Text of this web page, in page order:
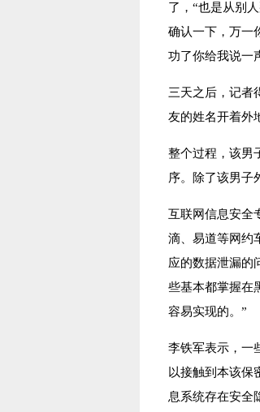
了，“也是从别
确认一下，万一
功了你给我说一
三天之后，记者
友的姓名开着外
整个过程，该男
序。除了该男子
互联网信息安全
滴、易道等网约
应的数据泄漏的
些基本都掌握在
容易实现的。”
李铁军表示，一
以接触到本该保
息系统存在安全